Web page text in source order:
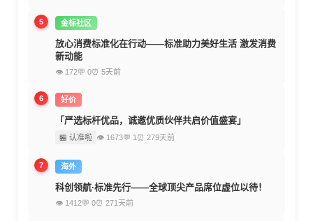
5 金标社区
放心消费标准化在行动——标准助力美好生活 激发消费
新动能
👁 172💬 0⏰ 5天前
6 好价
「严选标杆优品，诚邀优质伙伴共启价值盛宴」
🏪 认准啦 👁 1673💬 1 ⏰ 279天前
7 海外
科创领航·标准先行——全球顶尖产品席位虚位以待！
👁 1412💬 0⏰ 271天前